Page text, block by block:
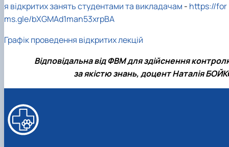
я відкритих занять студентами та викладачам - https://for
ms.gle/bXGMAd1man53xrpBA
Графік проведення відкритих лекцій
Відповідальна від ФВМ для здійснення
за якістю знань, доцент Наталія